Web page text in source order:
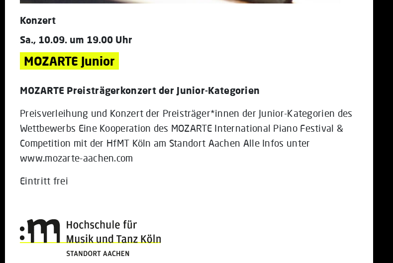
Konzert
Sa., 10.09. um 19.00 Uhr
MOZARTE Junior
MOZARTE Preisträgerkonzert der Junior-Kategorien
Preisverleihung und Konzert der Preisträger*innen der Junior-Kategorien des
Wettbewerbs Eine Kooperation des MOZARTE International Piano Festival &
Competition mit der HfMT Köln am Standort Aachen Alle Infos unter
www.mozarte-aachen.com
Eintritt frei